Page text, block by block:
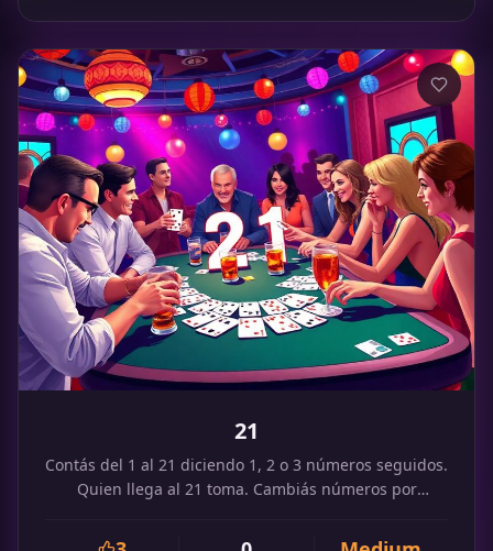
21
Contás del 1 al 21 diciendo 1, 2 o 3 números seguidos.
Quien llega al 21 toma. Cambiás números por